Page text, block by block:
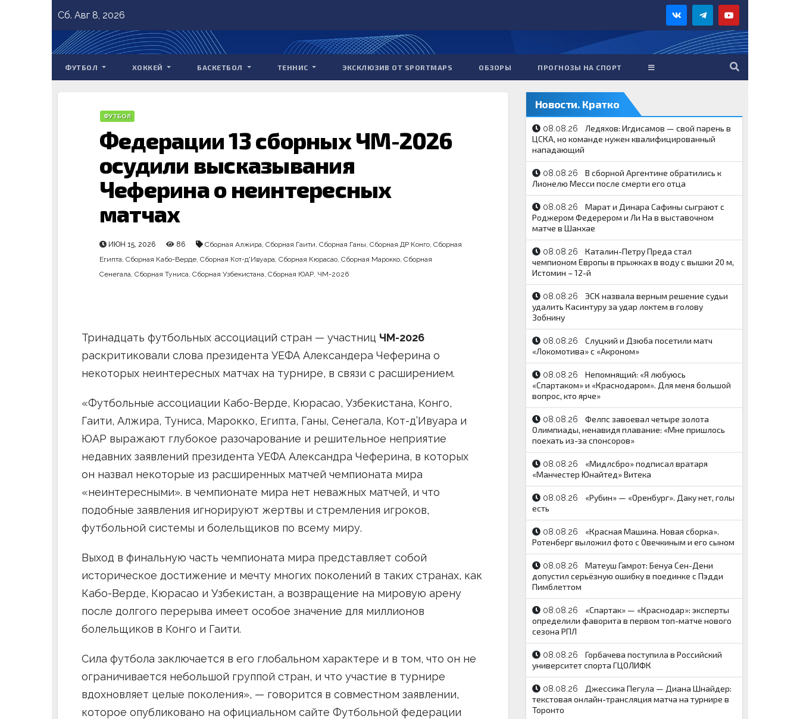
to
content
Сб. Авг 8, 2026
ФУТБОЛ ХОККЕЙ БАСКЕТБОЛ ТЕННИС ЭКСКЛЮЗИВ ОТ SPORTMAPS ОБЗОРЫ ПРОГНОЗЫ НА СПОРТ
ФУТБОЛ
Федерации 13 сборных ЧМ-2026
осудили высказывания
Чеферина о неинтересных
матчах
ИЮН 15, 2026 86 Сборная Алжира, Сборная Гаити, Сборная Ганы, Сборная ДР Конго, Сборная
Египта, Сборная Кабо-Верде, Сборная Кот-д'Ивуара, Сборная Кюрасао, Сборная Марокко, Сборная
Сенегала, Сборная Туниса, Сборная Узбекистана, Сборная ЮАР, ЧМ-2026
Тринадцать футбольных ассоциаций стран — участниц ЧМ-2026
раскритиковали слова президента УЕФА Александера Чеферина о
некоторых неинтересных матчах на турнире, в связи с расширением.
«Футбольные ассоциации Кабо-Верде, Кюрасао, Узбекистана, Конго,
Гаити, Алжира, Туниса, Марокко, Египта, Ганы, Сенегала, Кот-д’Ивуара и
ЮАР выражают глубокое разочарование и решительное неприятие
недавних заявлений президента УЕФА Александра Чеферина, в которых
он назвал некоторые из расширенных матчей чемпионата мира
«неинтересными». в чемпионате мира нет неважных матчей, и что
подобные заявления игнорируют жертвы и стремления игроков,
футбольной системы и болельщиков по всему миру.
Выход в финальную часть чемпионата мира представляет собой
историческое достижение и мечту многих поколений в таких странах, как
Кабо-Верде, Кюрасао и Узбекистан, а возвращение на мировую арену
после долгого перерыва имеет особое значение для миллионов
болельщиков в Конго и Гаити.
Сила футбола заключается в его глобальном характере и в том, что он не
ограничивается небольшой группой стран, и что участие в турнире
вдохновляет целые поколения», — говорится в совместном заявлении,
которое опубликовано на официальном сайте Футбольной федерации
Новости. Кратко
08.08.26
Ледяхов: Игдисамов — свой парень в
ЦСКА, но команде нужен квалифицированный
нападающий
08.08.26
В сборной Аргентине обратились к
Лионелю Месси после смерти его отца
08.08.26
Марат и Динара Сафины сыграют с
Роджером Федерером и Ли На в выставочном
матче в Шанхае
08.08.26
Каталин-Петру Преда стал
чемпионом Европы в прыжках в воду с вышки 20 м,
Истомин – 12-й
08.08.26
ЭСК назвала верным решение судьи
удалить Касинтуру за удар локтем в голову
Зобнину
08.08.26
Слуцкий и Дзюба посетили матч
«Локомотива» с «Акроном»
08.08.26
Непомнящий: «Я любуюсь
«Спартаком» и «Краснодаром». Для меня большой
вопрос, кто ярче»
08.08.26
Фелпс завоевал четыре золота
Олимпиады, ненавидя плавание: «Мне пришлось
поехать из-за спонсоров»
08.08.26
«Мидлсбро» подписал вратаря
«Манчестер Юнайтед» Витека
08.08.26
«Рубин» — «Оренбург». Даку нет, голы
есть
08.08.26
«Красная Машина. Новая сборка».
Ротенберг выложил фото с Овечкиным и его сыном
08.08.26
Матеуш Гамрот: Бенуа Сен-Дени
допустил серьёзную ошибку в поединке с Пэдди
Пимблеттом
08.08.26
«Спартак» — «Краснодар»: эксперты
определили фаворита в первом топ-матче нового
сезона РПЛ
08.08.26
Горбачева поступила в Российский
университет спорта ГЦОЛИФК
08.08.26
Джессика Пегула — Диана Шнайдер:
текстовая онлайн-трансляция матча на турнире в
Торонто